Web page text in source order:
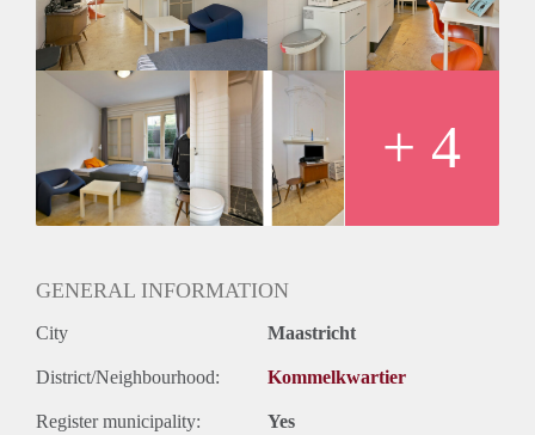
+ 4
GENERAL INFORMATION
City Maastricht
District/Neighbourhood: Kommelkwartier
Register municipality: Yes